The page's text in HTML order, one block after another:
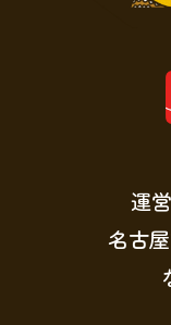
運
名古